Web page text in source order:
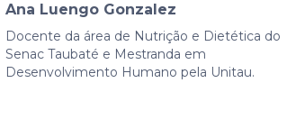
Ana Luengo Gonzalez
Docente da área de Nutrição e Dietética do
Senac Taubaté e Mestranda em
Desenvolvimento Humano pela Unitau.